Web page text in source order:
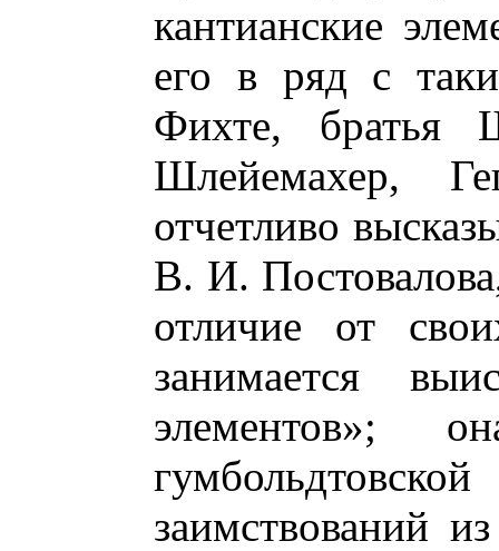
кантианские
его в ряд с
Фихте, братья
Шлейемахер,
отчетливо
В. И.
отличие от
занимается
элементов»;
заимствований